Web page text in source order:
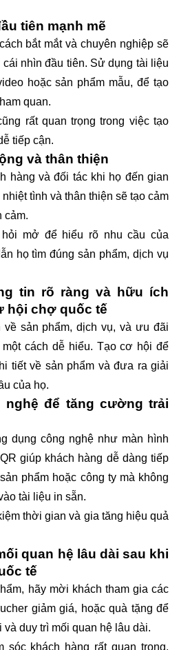
tiên mạnh mẽ
bắt mắt và chuyên nghiệp sẽ
nhìn đầu tiên. Sử dụng tài liệu
hoặc sản phẩm mẫu, để tạo
quan.
rất quan trọng trong việc tạo
tiếp cận.
và thân thiện
hàng và đối tác khi họ đến gian
tình và thân thiện sẽ tạo cảm
cảm.
mở để hiểu rõ nhu cầu của
họ tìm đúng sản phẩm, dịch vụ
tin rõ ràng và hữu ích
hội chợ quốc tế
sản phẩm, dịch vụ, và ưu đãi
cách dễ hiểu. Tạo cơ hội để
tiết về sản phẩm và đưa ra giải
của họ.
nghệ để tăng cường trải
dụng công nghệ như màn hình
giúp khách hàng dễ dàng tiếp
phẩm hoặc công ty mà không
tài liệu in sẵn.
thời gian và gia tăng hiệu quả
quan hệ lâu dài sau khi
tế
hãy mời khách tham gia các
giảm giá, hoặc quà tặng để
duy trì mối quan hệ lâu dài.
sóc khách hàng rất quan trọng,